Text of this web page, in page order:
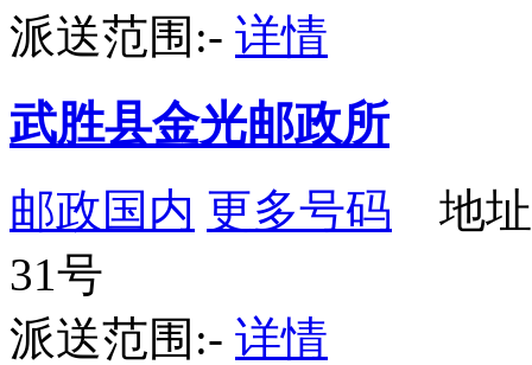
派送范围:- 详情
武胜县金光邮政所
邮政国内 更多号码 地址
31号
派送范围:- 详情